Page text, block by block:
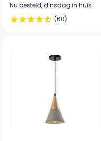
Nu besteld, dinsdag in huis
60